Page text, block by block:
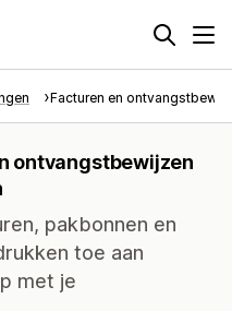
Facturen en
ontvangstbewijzen
pakbonnen en
toe aan
met je